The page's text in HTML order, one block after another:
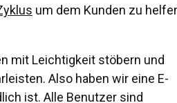
um dem Kunden zu
mit Leichtigkeit stöbern und
Also haben wir eine E-
ist. Alle Benutzer sind